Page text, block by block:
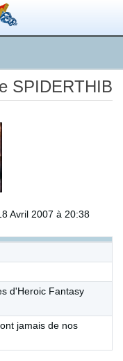
SPIDERTHIB
Avril 2007 à 20:38
d'Heroic Fantasy
jamais de nos